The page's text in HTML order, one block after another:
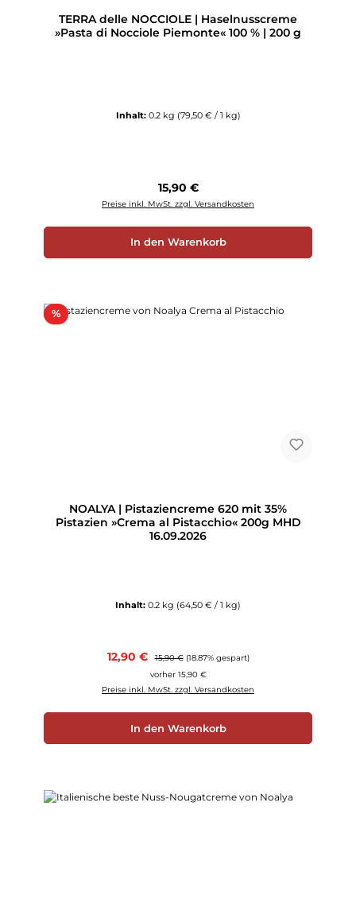
TERRA delle NOCCIOLE | Haselnusscreme
»Pasta di Nocciole Piemonte« 100 % | 200 g
Inhalt: 0.2 kg (79,50 € / 1 kg)
Regulärer Preis:
15,90 €
Preise inkl. MwSt. zzgl. Versandkosten
In den Warenkorb
%Rabatt
NOALYA | Pistaziencreme 620 mit 35%
Pistazien »Crema al Pistacchio« 200g MHD
16.09.2026
Inhalt: 0.2 kg (64,50 € / 1 kg)
Verkaufspreis:
12,90 € Regulärer Preis:
15,90 € (18.87% gespart)
vorher 15,90 €
Preise inkl. MwSt. zzgl. Versandkosten
In den Warenkorb